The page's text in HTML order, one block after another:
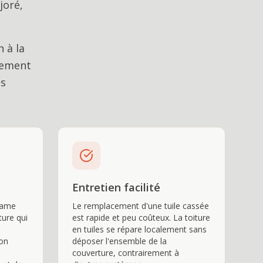
à la
qui
Entretien facilité
Le remplacement d'une tuile cassée
est rapide et peu coûteux. La toiture
en tuiles se répare localement sans
déposer l'ensemble de la
couverture, contrairement à